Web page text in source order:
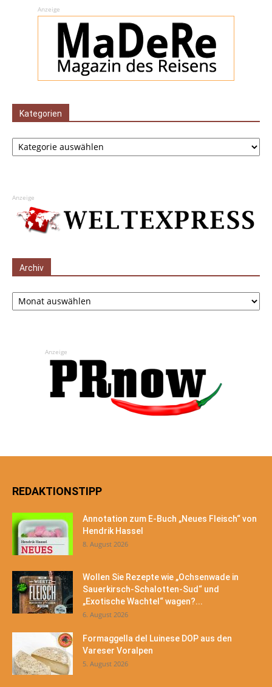
Anzeige
Kategorien
Kategorien
Anzeige
Archiv
Archiv
Anzeige
REDAKTIONSTIPP
Annotation zum E-Buch „Neues Fleisch“ von
Hendrik Hassel
8. August 2026
Wollen Sie Rezepte wie „Ochsenwade in
Sauerkirsch-Schalotten-Sud“ und
„Exotische Wachtel“ wagen?...
6. August 2026
Formaggella del Luinese DOP aus den
Vareser Voralpen
5. August 2026